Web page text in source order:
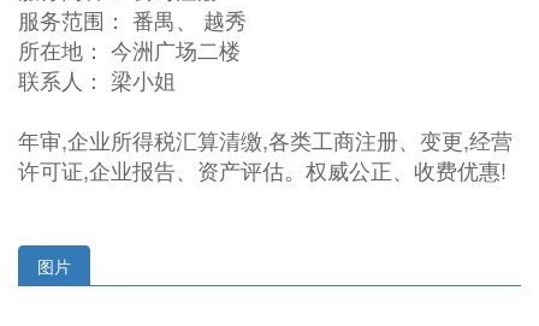
服务范围： 番禺、 越秀
所在地： 今洲广场二楼
联系人： 梁小姐
年审,企业所得税汇算清缴,各类工商注册、变更,经营
许可证,企业报告、资产评估。权威公正、收费优惠!
图片